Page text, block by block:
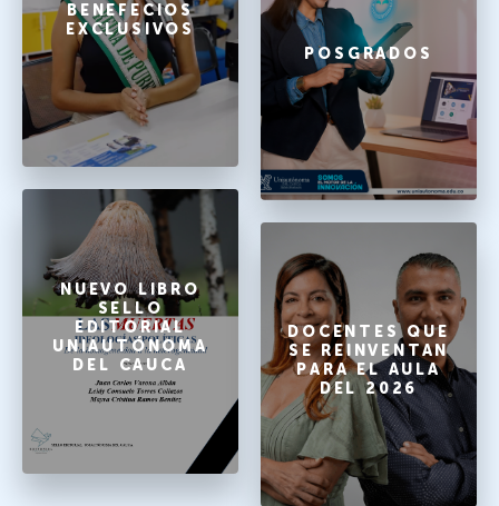
BENEFECIOS
EXCLUSIVOS
POSGRADOS
NUEVO LIBRO
SELLO
EDITORIAL
UNIAUTÓNOMA
DEL CAUCA
DOCENTES QUE
SE REINVENTAN
PARA EL AULA
DEL 2026